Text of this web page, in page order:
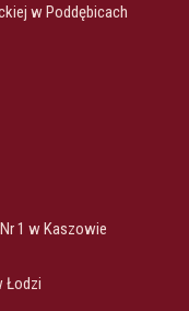
w Poddębicach
1 w Kaszowie
Łodzi